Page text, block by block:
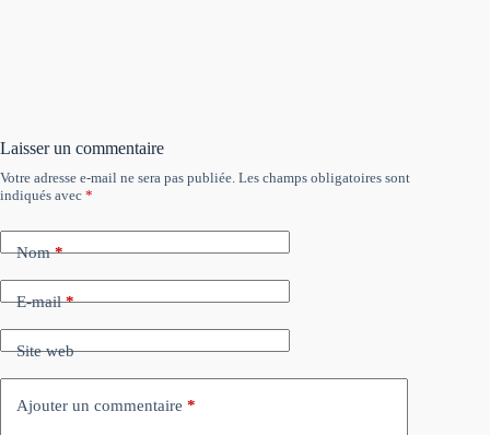
Laisser un commentaire
Votre adresse e-mail ne sera pas publiée. Les champs obligatoires sont
indiqués avec *
Nom*
E-mail*
Site web
Ajouter un commentaire *